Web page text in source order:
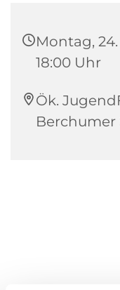
Montag,
18:00 Uhr
Ök.
Berchumer